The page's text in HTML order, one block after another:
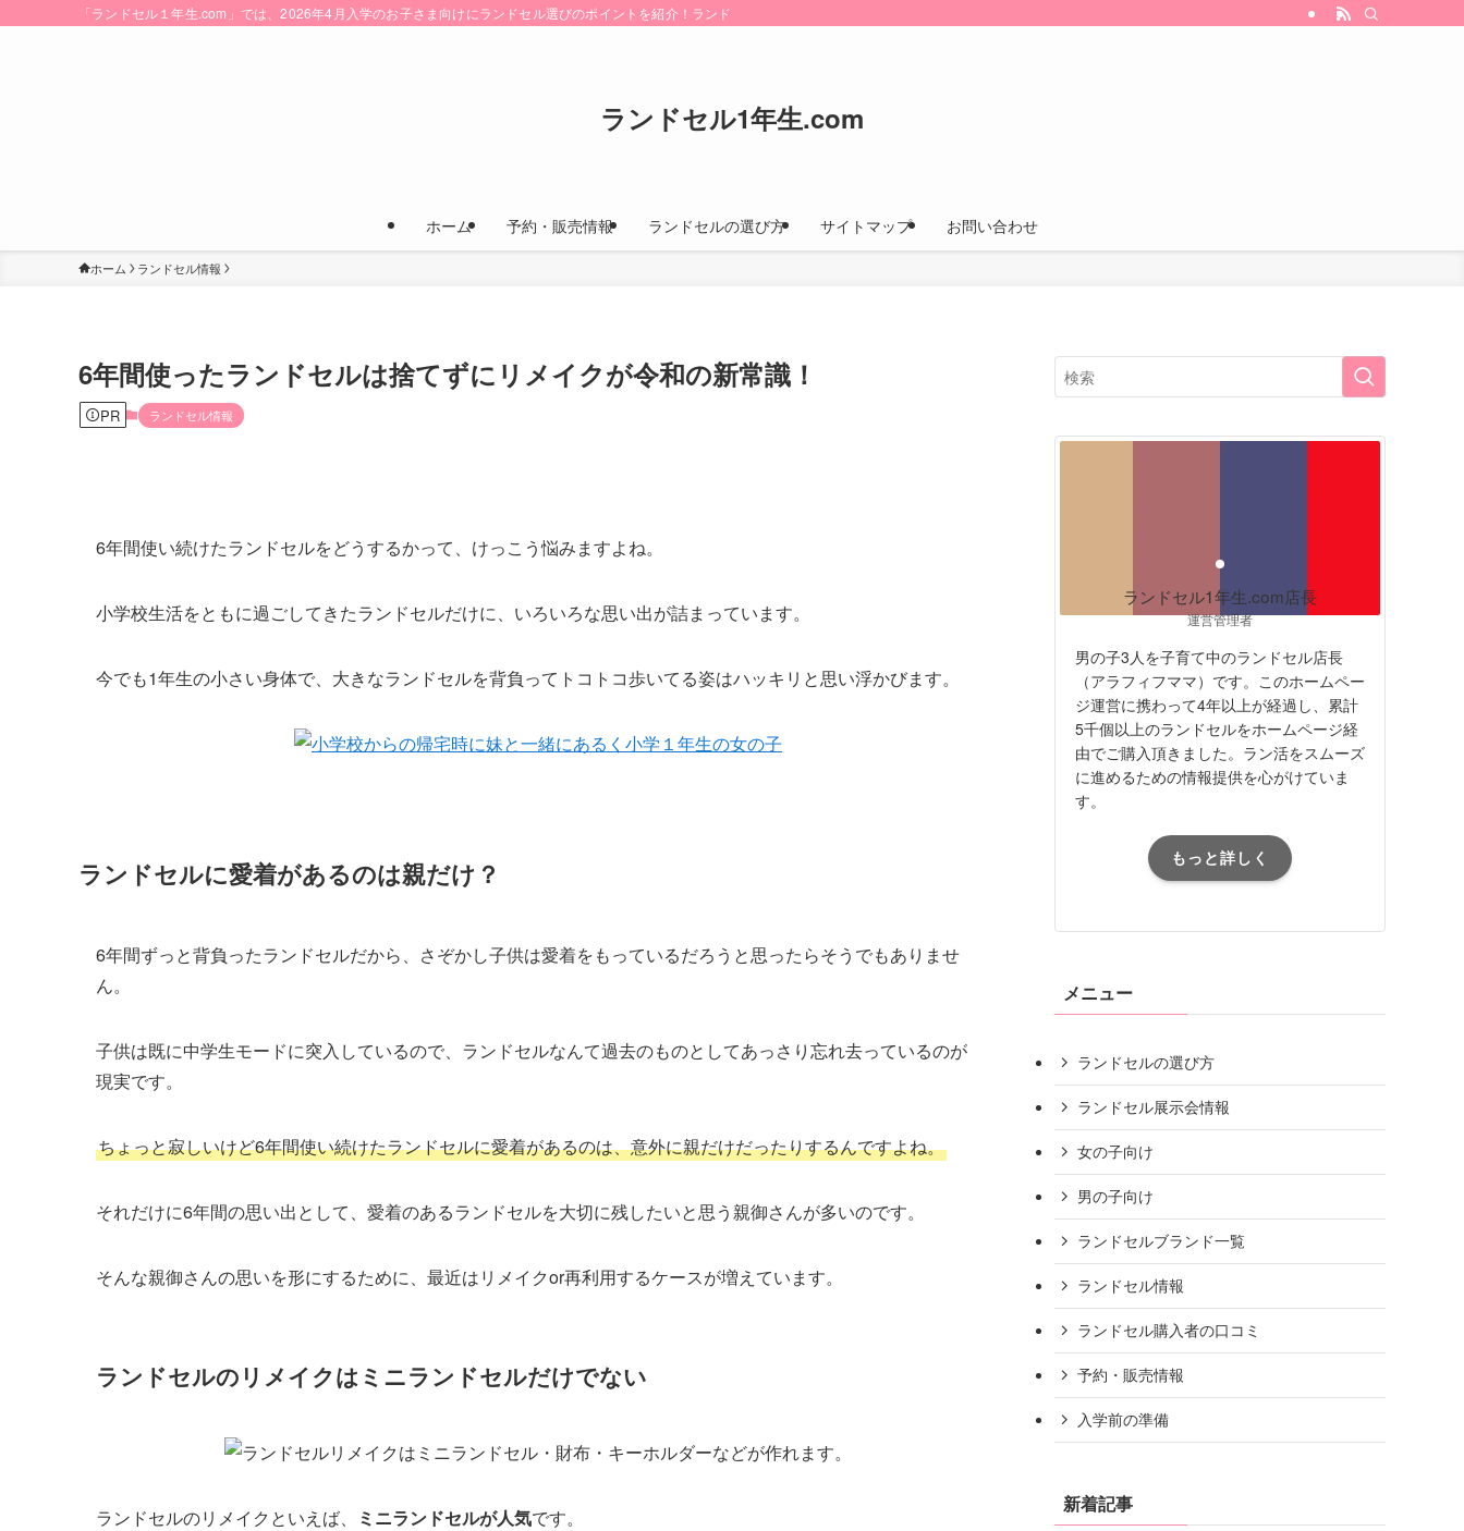
「ランドセル１年生.com」では、2026年4月入学のお子さま向けにランドセル選びのポイントを紹介！ランドセルカタログのお取り寄せ方法や早期割引・特典などの情報も更新中！
ランドセル1年生.com
ホーム 予約・販売情報 ランドセルの選び方 サイトマップ お問い合わせ
ホーム ランドセル情報
6年間使ったランドセルは捨てずにリメイクが令和の新常識！
PR ランドセル情報
6年間使い続けたランドセルをどうするかって、けっこう悩みますよね。
小学校生活をともに過ごしてきたランドセルだけに、いろいろな思い出が詰まっています。
今でも1年生の小さい身体で、大きなランドセルを背負ってトコトコ歩いてる姿はハッキリと思い浮かびます。
ランドセルに愛着があるのは親だけ？
6年間ずっと背負ったランドセルだから、さぞかし子供は愛着をもっているだろうと思ったらそうでもありませ
ん。
子供は既に中学生モードに突入しているので、ランドセルなんて過去のものとしてあっさり忘れ去っているのが
現実です。
ちょっと寂しいけど6年間使い続けたランドセルに愛着があるのは、意外に親だけだったりするんですよね。
それだけに6年間の思い出として、愛着のあるランドセルを大切に残したいと思う親御さんが多いのです。
そんな親御さんの思いを形にするために、最近はリメイクor再利用するケースが増えています。
ランドセルのリメイクはミニランドセルだけでない
ランドセルのリメイクといえば、 ミニランドセルが人気です。
ランドセル1年生.com店長
運営管理者
男の子3人を子育て中のランドセル店長
（アラフィフママ）です。このホームペー
ジ運営に携わって4年以上が経過し、累計
5千個以上のランドセルをホームページ経
由でご購入頂きました。ラン活をスムーズ
に進めるための情報提供を心がけていま
す。
もっと詳しく
メニュー
ランドセルの選び方
ランドセル展示会情報
女の子向け
男の子向け
ランドセルブランド一覧
ランドセル情報
ランドセル購入者の口コミ
予約・販売情報
入学前の準備
新着記事